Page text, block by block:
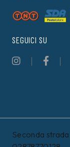
SEGUICI SU
Seconda